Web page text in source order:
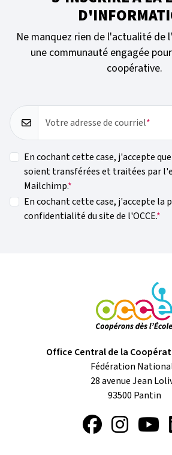
Ne manquez rien de l'actualité de
une communauté engagée
coopérative.
Votre adresse de courriel
En cochant cette case, j'accepte
soient transférées et traitées par
Mailchimp.
En cochant cette case, j'accepte la
confidentialité du site de l'OCCE.
Office Central de la
Fédération
28 avenue Jean
93500 Pantin
FacebookInstagram